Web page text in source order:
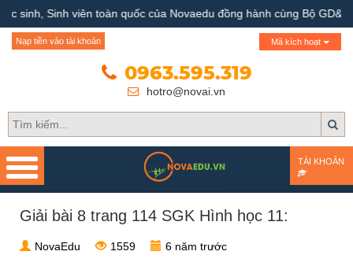
Trang chủ
Quy trình hướng nghiệp
Bài test
Tài liệu
Khóa học
Đơn vị đào tạo
sinh, Sinh viên toàn quốc của Novaedu đồng hành cùng Bộ GD&ĐT
Nạp tiền vào tài khoản Mã kích hoạt
0963.595.319
hotro@novai.vn
TÀI KHOẢN
Giải bài 8 trang 114 SGK Hình học 11:
NovaEdu 1559 6 năm trước